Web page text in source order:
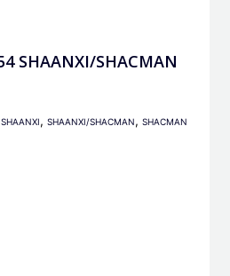
SHAANXI/SHACMAN
SHAANXI, SHAANXI/SHACMAN, SHACMAN